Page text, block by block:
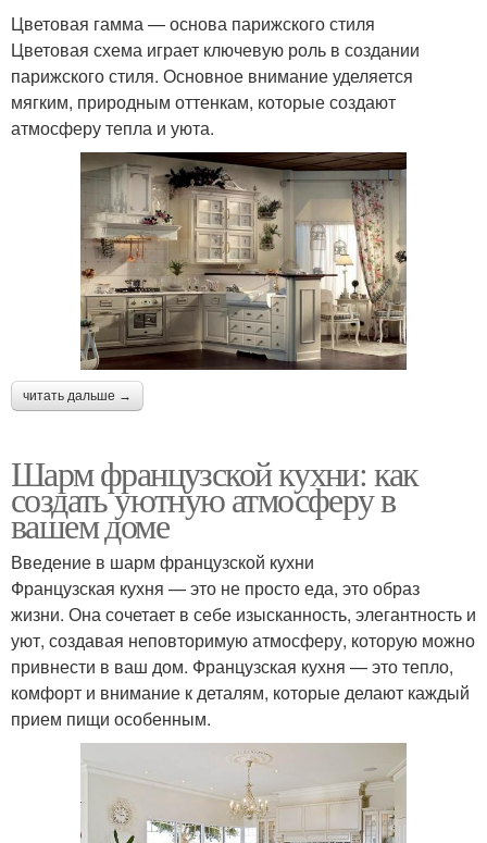
Цветовая гамма — основа парижского стиля
Цветовая схема играет ключевую роль в создании
парижского стиля. Основное внимание уделяется
мягким, природным оттенкам, которые создают
атмосферу тепла и уюта.
читать дальше →
Шарм французской кухни: как
создать уютную атмосферу в
вашем доме
Введение в шарм французской кухни
Французская кухня — это не просто еда, это образ
жизни. Она сочетает в себе изысканность, элегантность и
уют, создавая неповторимую атмосферу, которую можно
привнести в ваш дом. Французская кухня — это тепло,
комфорт и внимание к деталям, которые делают каждый
прием пищи особенным.